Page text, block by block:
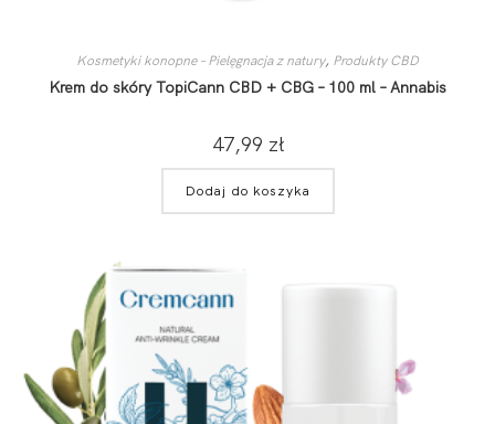
Kosmetyki konopne – Pielęgnacja z natury, Produkty CBD
Krem do skóry TopiCann CBD + CBG – 100 ml – Annabis
47,99 zł
Dodaj do koszyka